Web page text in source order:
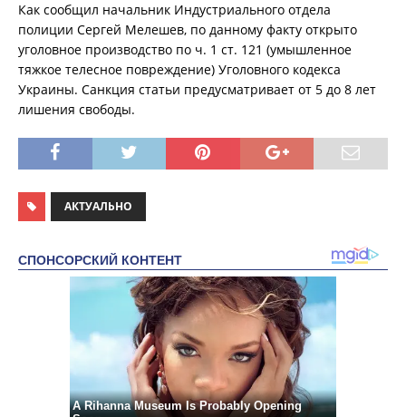
Как сообщил начальник Индустриального отдела
полиции Сергей Мелешев, по данному факту открыто
уголовное производство по ч. 1 ст. 121 (умышленное
тяжкое телесное повреждение) Уголовного кодекса
Украины. Санкция статьи предусматривает от 5 до 8 лет
лишения свободы.
АКТУАЛЬНО